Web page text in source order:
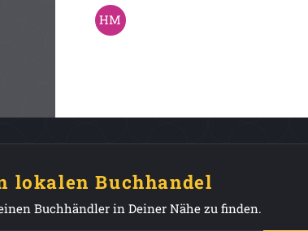
lokalen Buchhandel
Buchhändler in Deiner Nähe zu finden.